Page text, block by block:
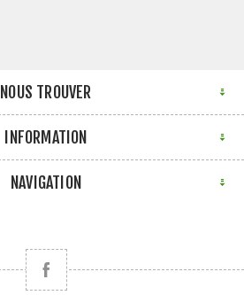
NOUS TROUVER
INFORMATION
NAVIGATION